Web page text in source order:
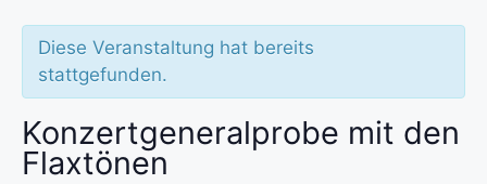
Diese Veranstaltung hat bereits
stattgefunden.
Konzertgeneralprobe mit den
Flaxtönen